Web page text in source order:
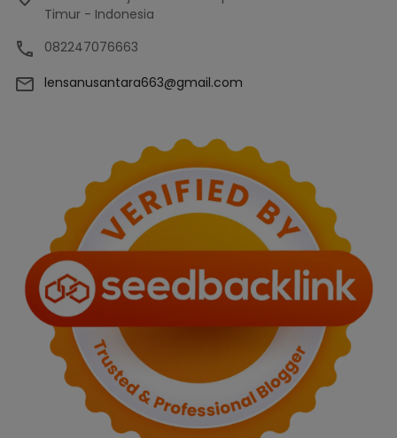
Timur - Indonesia
082247076663
lensanusantara663@gmail.com